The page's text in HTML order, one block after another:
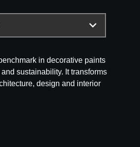
in decorative paints
sustainability. It transforms
design and interior